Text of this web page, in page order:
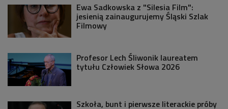
Ewa Sadkowska z "Silesia Film":
jesienią zainaugurujemy Śląski Szlak
Filmowy
Profesor Lech Śliwonik laureatem
tytułu Człowiek Słowa 2026
Szkoła, bunt i pierwsze literackie próby